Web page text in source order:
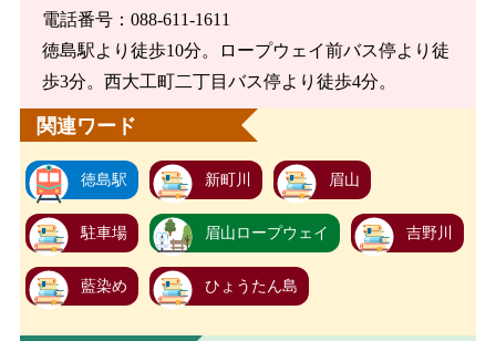
電話番号：088-611-1611
徳島駅より徒歩10分。ロープウェイ前バス停より徒
歩3分。西大工町二丁目バス停より徒歩4分。
関連ワード
徳島駅 新町川 眉山
駐車場 眉山ロープウェイ 吉野川
藍染め ひょうたん島